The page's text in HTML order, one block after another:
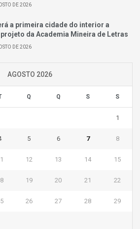
DE 2026
a primeira cidade do interior a
da Academia Mineira de Letras
DE 2026
AGOSTO 2026
Q Q S S
1
5 6 7 8
12 13 14 15
19 20 21 22
26 27 28 29